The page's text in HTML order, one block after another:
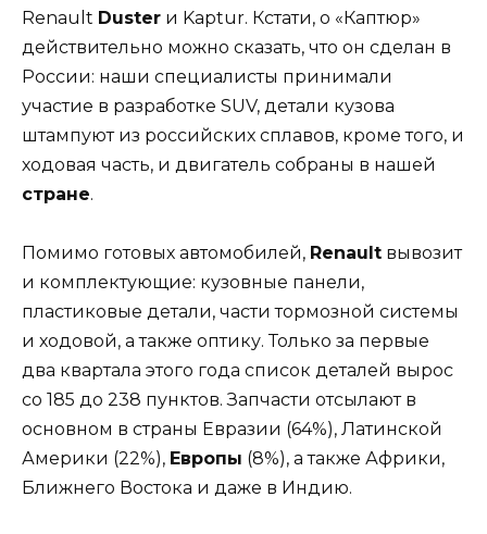
Renault Duster и Kaptur. Кстати, о «Каптюр»
действительно можно сказать, что он сделан в
России: наши специалисты принимали
участие в разработке SUV, детали кузова
штампуют из российских сплавов, кроме того, и
ходовая часть, и двигатель собраны в нашей
стране.
Помимо готовых автомобилей, Renault вывозит
и комплектующие: кузовные панели,
пластиковые детали, части тормозной системы
и ходовой, а также оптику. Только за первые
два квартала этого года список деталей вырос
со 185 до 238 пунктов. Запчасти отсылают в
основном в страны Евразии (64%), Латинской
Америки (22%), Европы (8%), а также Африки,
Ближнего Востока и даже в Индию.